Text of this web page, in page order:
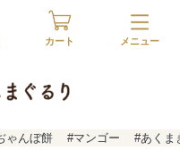
カート
ゃんぼ餅 #マンゴー #あくま